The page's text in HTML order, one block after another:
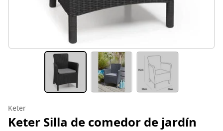
Keter
Keter Silla de comedor de jardín